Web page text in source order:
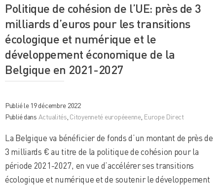
Politique de cohésion de l’UE: près de 3
milliards d’euros pour les transitions
écologique et numérique et le
développement économique de la
Belgique en 2021-2027
Publié le 19 décembre 2022
Publié dans Actualités Citoyenneté européeenne, Europe Direct
La Belgique va bénéficier de fonds d’un montant de près de
3 milliards € au titre de la politique de cohésion pour la
période 2021-2027, en vue d’accélérer ses transitions
écologique et numérique et de soutenir le développement